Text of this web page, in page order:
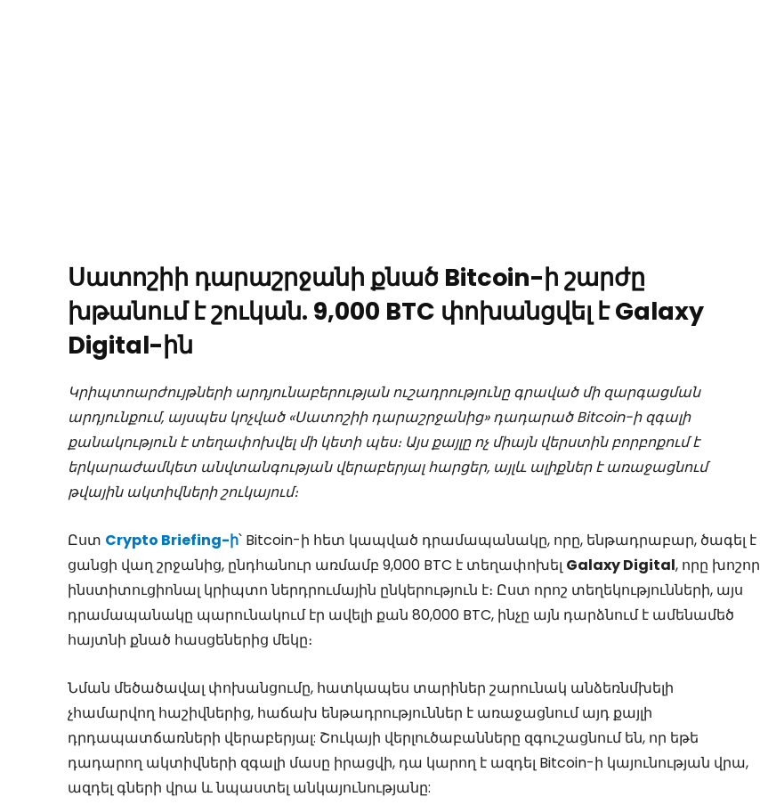
Սատոշիի դարաշրջանի քնած Bitcoin-ի շարժը
խթանում է շուկան. 9,000 BTC փոխանցվել է Galaxy
Digital-ին
Կրիպտոարժույթների արդյունաբերության ուշադրությունը գրաված մի զարգացման
արդյունքում, այսպես կոչված «Սատոշիի դարաշրջանից» դադարած Bitcoin-ի զգալի
քանակություն է տեղափոխվել մի կետի պես։ Այս քայլը ոչ միայն վերստին բորբոքում է
երկարաժամկետ անվտանգության վերաբերյալ հարցեր, այլև ալիքներ է առաջացնում
թվային ակտիվների շուկայում։
Ըստ Crypto Briefing-ի՝ Bitcoin-ի հետ կապված դրամապանակը, որը, ենթադրաբար, ծագել է
ցանցի վաղ շրջանից, ընդհանուր առմամբ 9,000 BTC է տեղափոխել Galaxy Digital, որը խոշոր
ինստիտուցիոնալ կրիպտո ներդրումային ընկերություն է։ Ըստ որոշ տեղեկությունների, այս
դրամապանակը պարունակում էր ավելի քան 80,000 BTC, ինչը այն դարձնում է ամենամեծ
հայտնի քնած հասցեներից մեկը։
Նման մեծածավալ փոխանցումը, հատկապես տարիներ շարունակ անձեռնմխելի
չհամարվող հաշիվներից, հաճախ ենթադրություններ է առաջացնում այդ քայլի
դրդապատճառների վերաբերյալ: Շուկայի վերլուծաբանները զգուշացնում են, որ եթե
դադարող ակտիվների զգալի մասը իրացվի, դա կարող է ազդել Bitcoin-ի կայունության վրա,
ազդել գների վրա և նպաստել անկայունությանը: